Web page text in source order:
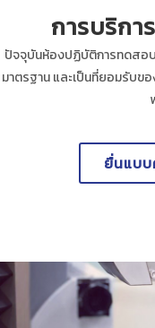
การบริกา
ปัจจุบันห้องปฏิบัติการทดสอ
มาตรฐาน และเป็นที่ยอมรับ
ยื่นแบ